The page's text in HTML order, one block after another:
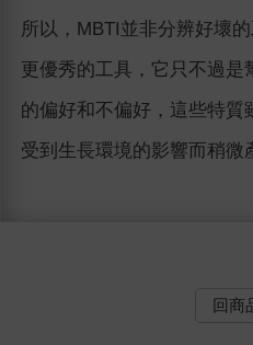
所以，MBTI並非分辨好壞
更優秀的工具，它只不過
的偏好和不偏好，這些特質
受到生長環境的影響而稍微
回商